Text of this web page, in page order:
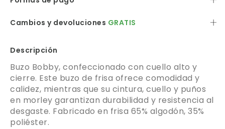
Cambios y devoluciones GRATIS
Descripción
Buzo Bobby, confeccionado con cuello alto y
cierre. Este buzo de frisa ofrece comodidad y
calidez, mientras que su cintura, cuello y puños
en morley garantizan durabilidad y resistencia al
desgaste. Fabricado en frisa 65% algodón, 35%
poliéster.